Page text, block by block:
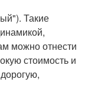
Такие
можно отнести
стоимость и